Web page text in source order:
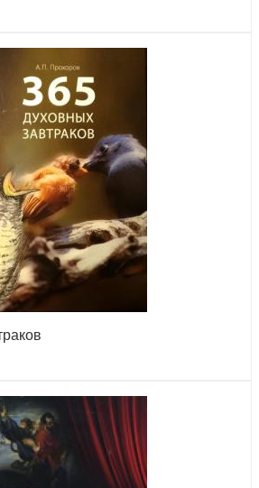
для детей (синий переплет)
лидер продаж
здорового питания (6-е изд)
лидер продаж